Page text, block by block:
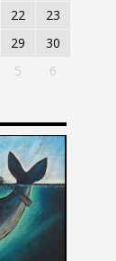
22
23
29
30
5 6